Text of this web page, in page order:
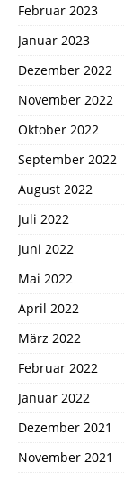
Februar 2023
Januar 2023
Dezember 2022
November 2022
Oktober 2022
September 2022
August 2022
Juli 2022
Juni 2022
Mai 2022
April 2022
März 2022
Februar 2022
Januar 2022
Dezember 2021
November 2021